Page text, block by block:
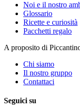
Noi e il nostro
Glossario
Ricette e curiosità
Pacchetti regalo
A proposito di
Chi siamo
Il nostro gruppo
Contattaci
Seguici su